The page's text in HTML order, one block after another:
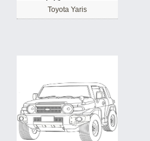
Toyota Yaris